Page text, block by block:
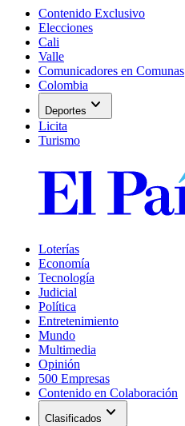
Contenido Exclusivo
Elecciones
Cali
Valle
Comunicadores en Comunas
Colombia
Deportes expand_more
Licita
Turismo
Loterías
Economía
Tecnología
Judicial
Política
Entretenimiento
Mundo
Multimedia
Opinión
500 Empresas
Contenido en Colaboración
Clasificados expand_more